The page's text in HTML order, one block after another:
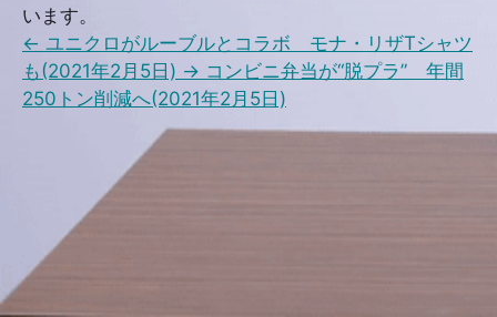
います。
← ユニクロがルーブルとコラボ モナ・リザTシャツ
も(2021年2月5日) → コンビニ弁当が“脱プラ” 年間
250トン削減へ(2021年2月5日)